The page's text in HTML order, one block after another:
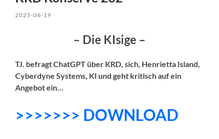
2025-06-19
– Die KIsige –
TJ. befragt ChatGPT über KRD, sich, Henrietta Island,
Cyberdyne Systems, KI und geht kritisch auf ein
Angebot ein…
>>>>>>> DOWNLOAD